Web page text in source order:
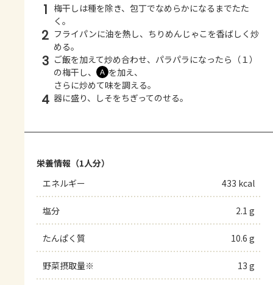
1 梅干しは種を除き、包丁でなめらかになるまでたた
く。
2 フライパンに油を熱し、ちりめんじゃこを香ばしく炒
める。
3 ご飯を加えて炒め合わせ、パラパラになったら（１）
の梅干し、
Ａ を加え、
さらに炒めて味を調える。
4 器に盛り、しそをちぎってのせる。
栄養情報（1人分）
エネルギー
433 kcal
塩分 2.1 g
たんぱく質 10.6 g
野菜摂取量※ 13 g